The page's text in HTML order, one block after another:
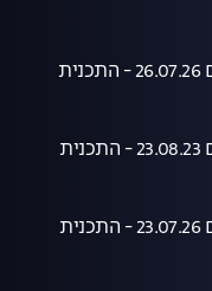
שיחת היום 26.07.26 - התכנית
שיחת היום 23.08.23 - התכנית
שיחת היום 23.07.26 - התכנית